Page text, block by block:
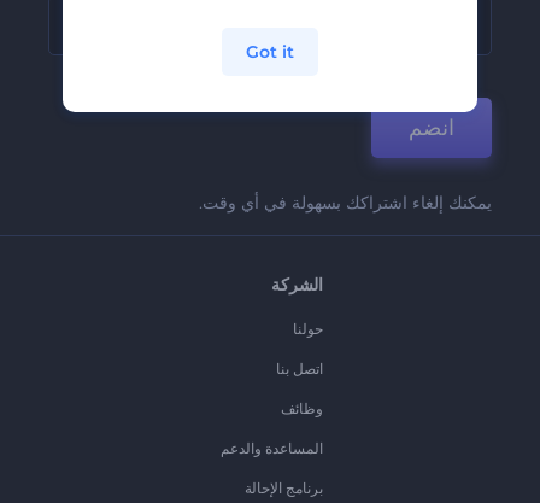
انضم
يمكنك إلغاء اشتراكك بسهولة في أي وقت.
الشركة
حولنا
اتصل بنا
وظائف
المساعدة والدعم
برنامج الإحالة
Got it